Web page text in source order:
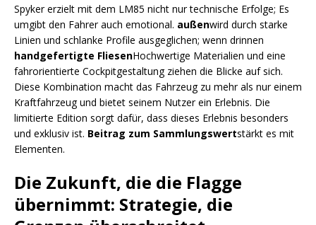
Spyker erzielt mit dem LM85 nicht nur technische Erfolge; Es
umgibt den Fahrer auch emotional. außenwird durch starke
Linien und schlanke Profile ausgeglichen; wenn drinnen
handgefertigte FliesenHochwertige Materialien und eine
fahrorientierte Cockpitgestaltung ziehen die Blicke auf sich.
Diese Kombination macht das Fahrzeug zu mehr als nur einem
Kraftfahrzeug und bietet seinem Nutzer ein Erlebnis. Die
limitierte Edition sorgt dafür, dass dieses Erlebnis besonders
und exklusiv ist. Beitrag zum Sammlungswertstärkt es mit
Elementen.
Die Zukunft, die die Flagge
übernimmt: Strategie, die